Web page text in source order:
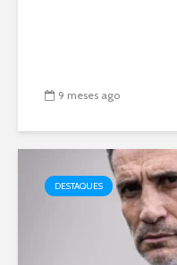
9 meses ago
DESTAQUES